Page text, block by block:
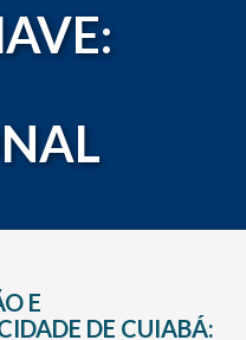
E
DE CUIABÁ: